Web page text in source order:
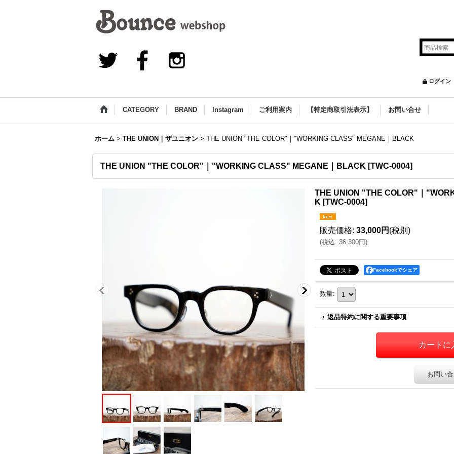
ログイン
CATEGORY BRAND Instagram ご利用案内 【特定商取引法表示】 お問い合せ
ホーム > THE UNION｜ザユニオン > THE UNION "THE COLOR"｜"WORKING CLASS" MEGANE｜BLACK
THE UNION "THE COLOR"｜"WORKING CLASS" MEGANE｜BLACK [TWC-0004]
THE UNION "THE COLOR"｜
K [TWC-0004]
販売価格: 33,000円 (税別)
(税込: 36,300円)
Facebookでシェア
数量:
返品特約に関する重要事項
お問い